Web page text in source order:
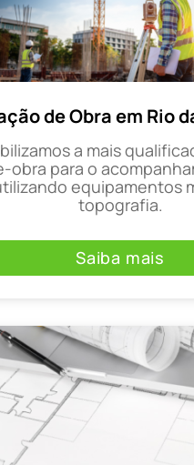
de Obra em Rio
a mais
obra para o
equipamentos
topografia.
Saiba mais